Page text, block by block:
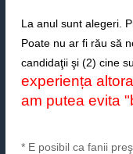
La anul sunt alegeri.
Poate nu ar fi rău să
candidaţii şi (2) cine
experiența
am putea evita
* E posibil ca fanii